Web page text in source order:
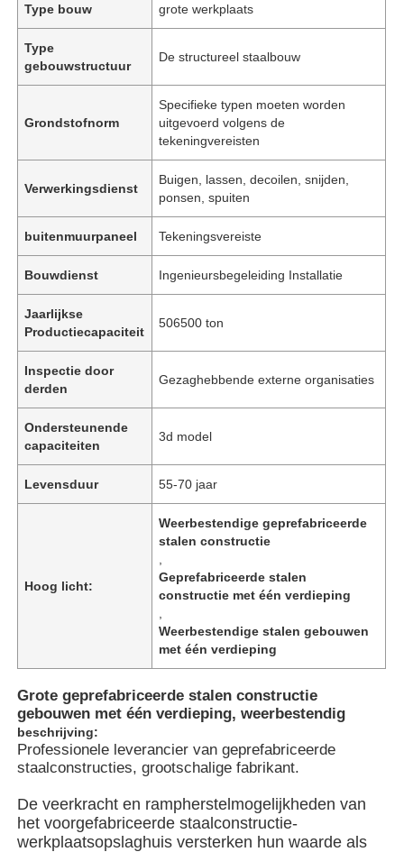
Thuis
Videos
Type bouw grote werkplaats
Type
gebouwstructuur
De structureel staalbouw
Grondstofnorm
Specifieke typen moeten worden
uitgevoerd volgens de
tekeningvereisten
Verwerkingsdienst
Buigen, lassen, decoilen, snijden,
ponsen, spuiten
buitenmuurpaneel Tekeningsvereiste
Bouwdienst Ingenieursbegeleiding Installatie
Jaarlijkse
Productiecapaciteit
506500 ton
Inspectie door
derden
Gezaghebbende externe organisaties
Ondersteunende
capaciteiten
3d model
Levensduur 55-70 jaar
Hoog licht:
Weerbestendige geprefabriceerde
stalen constructie
Geprefabriceerde stalen
constructie met één verdieping
Weerbestendige stalen gebouwen
met één verdieping
Grote geprefabriceerde stalen constructie
gebouwen met één verdieping, weerbestendig
beschrijving:
Professionele leverancier van geprefabriceerde
staalconstructies, grootschalige fabrikant.
De veerkracht en rampherstelmogelijkheden van
het voorgefabriceerde staalconstructie-
werkplaatsopslaghuis versterken hun waarde als